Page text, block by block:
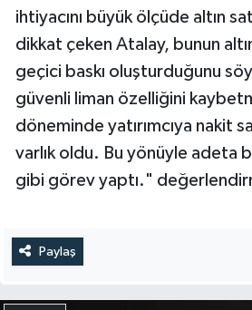
ihtiyacını büyük ölçüde altın
dikkat çeken Atalay, bunun
geçici baskı oluşturduğunu
güvenli liman özelliğini
döneminde yatırımcıya nakit
varlık oldu. Bu yönüyle adeta
gibi görev yaptı."
Paylaş